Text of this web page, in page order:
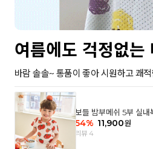
여름에도 걱정없는
바람 솔솔~ 통품이 좋아 시원하고 쾌
보들 밤부메쉬 5부 실내
어
54% 11,900원
리뷰 4